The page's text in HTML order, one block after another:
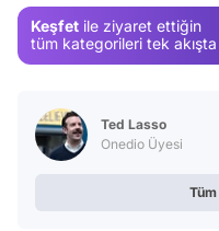
Keşfet ile ziyaret ettiğin
tüm kategorileri tek
Ted Lasso
Onedio Üyesi